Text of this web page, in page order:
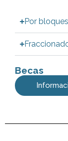
Por bloques
Becas